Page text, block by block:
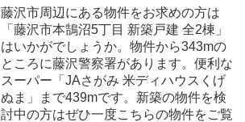
藤沢市周辺にある物件をお求めの方は
「藤沢市本鵠沼5丁目 新築戸建 全2棟」
はいかがでしょうか。物件から343mの
ところに藤沢警察署があります。便利な
スーパー「JAさがみ 米ディハウスくげ
ぬま」まで439mです。新築の物件を検
討中の方はぜひ一度こちらの物件をご覧